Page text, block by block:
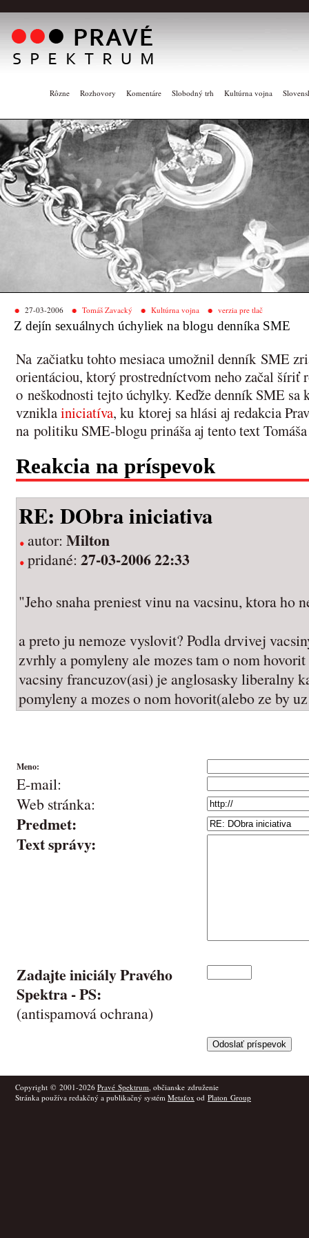
Rôzne Rozhovory Komentáre Slobodný trh Kultúrna vojna
27-03-2006 Tomáš Zavacký Kultúrna vojna verzia pre tlač
Z dejín sexuálnych úchyliek na blogu denníka SME
Na začiatku tohto mesiaca umožnil denník SME
orientáciou, ktorý prostredníctvom neho začal šíriť
o neškodnosti tejto úchylky. Keďže denník SME
vzniklainiciatíva, ku ktorej sa hlási aj redakcia
na politiku SME-blogu prináša aj tento text
Reakcia na príspevok
RE: DObra iniciativa
autor: Milton
pridané: 27-03-2006 22:33
"Jeho snaha preniest vinu na vacsinu, ktora ho
a preto ju nemoze vyslovit? Podla drvivej
zvrhly a pomyleny ale mozes tam o nom
vacsiny francuzov(asi) je anglosasky liberalny
pomyleny a mozes o nom hovorit(alebo ze by
Meno:
E-mail:
Web stránka:
Predmet:
Text správy:
Zadajte iniciály Pravého
Spektra -PS:
(antispamová ochrana)
Copyright © 2001-2026 Pravé Spektrum, občianske združenie
Stránka používa redakčný a publikačný systém Metafox od Platon Group